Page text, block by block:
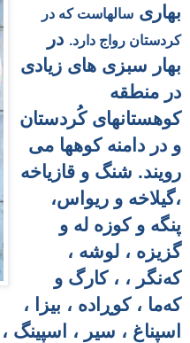
بهاری سالهاست که در
کردستان رواج دارد. در
بهار سبزی های زیادی
در منطقه
کوهستانهای کُردستان
و در دامنه کوهها می
رویند. شنگ و قازیاخه
،گیلاخه و ریواس،
پنگه و کوزه له و
گزیزه‌ ، لوشه‌ ،
که‌نگر ، ، کارگ و
که‌ما ، کوڕاده‌ ، بیزا ،
اسپناغ ، سیر ، اسپینگ ،